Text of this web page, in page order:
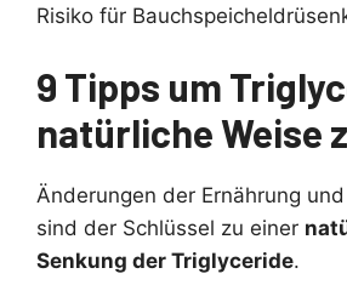
Risiko für
9 Tipps um
natürliche Weise
Änderungen der Ernährung
sind der Schlüssel zu einer
Senkung der Triglyceride.